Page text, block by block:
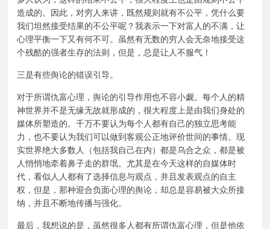
造成的。因此，对穷人来讲，既然规则就有不公平，凭什么要
我们坦然接受结果的不公平呢？我表示一下对富人的不满，让
心理平衡一下又有何不可。虽然有无数的穷人会无奈地接受这
个残酷的强者生存的法则，但是，总是让人不服气！
三是有些舆论的错误引导。
对于所谓仇富心理，舆论的引导作用也不容小觑。每个人的精
神世界并不是无缘无故就形成的，很大程度上是由我们身处的
媒体所塑造的。千万不要认为每个人都有自己的独立思考能
力，也不要认为我们可以做到客观公正地评价世间的事情。现
实世界绝大多数人（包括我自己在内）都是乌合之众，都是被
人悄悄地牵着鼻子走的群氓。尤其是在今天这样的自媒体时
代，看似人人都有了选择信息与观点，并且发表观点的自主
权，但是，那种迎合负面心理的舆论，却总是容易被大众所接
纳，并且不断地传播与强化。
最后，我想说的是，虽然很多人都有所谓仇富心理，但是他依